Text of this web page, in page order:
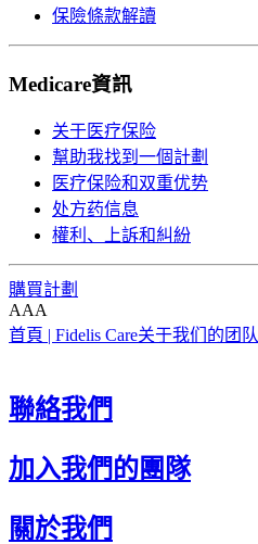
保險條款解讀
Medicare資訊
关于医疗保险
幫助我找到一個計劃
医疗保险和双重优势
处方药信息
權利、上訴和糾紛
購買計劃
AAA
首頁 | Fidelis Care关于我们的团队
聯絡我們
加入我們的團隊
關於我們